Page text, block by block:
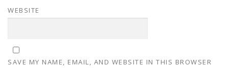
WEBSITE
SAVE MY NAME, EMAIL, AND WEBSITE IN THIS BROWSER